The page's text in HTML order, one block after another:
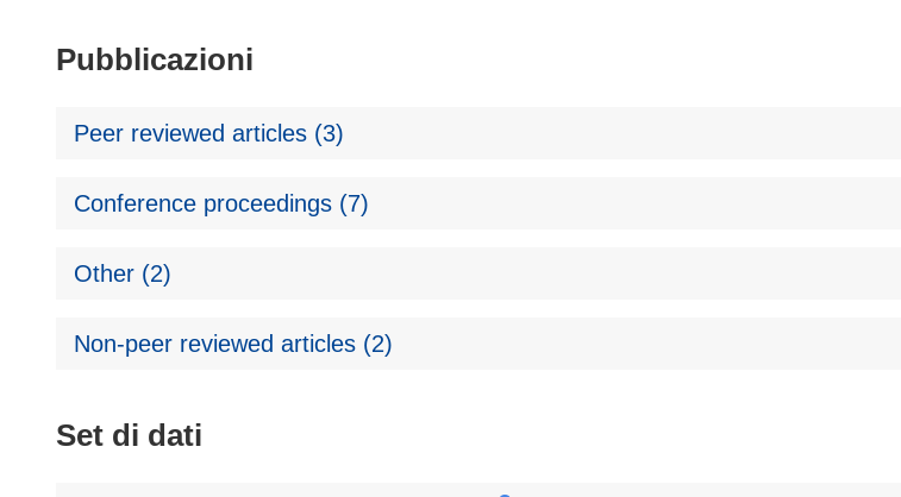
Pubblicazioni
Peer reviewed articles (3)
Conference proceedings (7)
Other (2)
Non-peer reviewed articles (2)
Set di dati